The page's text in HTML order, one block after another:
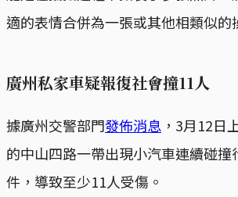
適的表情合併為一張或其他相類似的
廣州私家車疑報復社會撞11人
據廣州交警部門發佈消息 ，3月12日
的中山四路一帶出現小汽車連續碰撞
件，導致至少11人受傷。